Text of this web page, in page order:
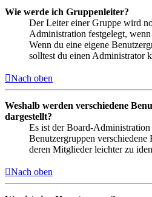
Wie werde ich Gruppenleiter?
Der Leiter einer Gruppe wird
Administration festgelegt,
Wenn du eine eigene
solltest du einen Administrator
Nach oben
Weshalb werden verschiedene
dargestellt?
Es ist der Board-
Benutzergruppen verschiedene
deren Mitglieder leichter zu
Nach oben